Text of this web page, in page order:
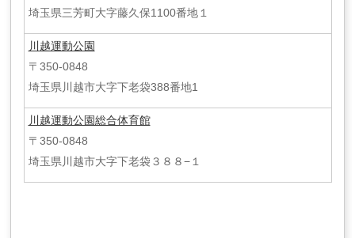
埼玉県三芳町大字藤久保1100番地１
川越運動公園
〒350-0848
埼玉県川越市大字下老袋388番地1
川越運動公園総合体育館
〒350-0848
埼玉県川越市大字下老袋３８８−１